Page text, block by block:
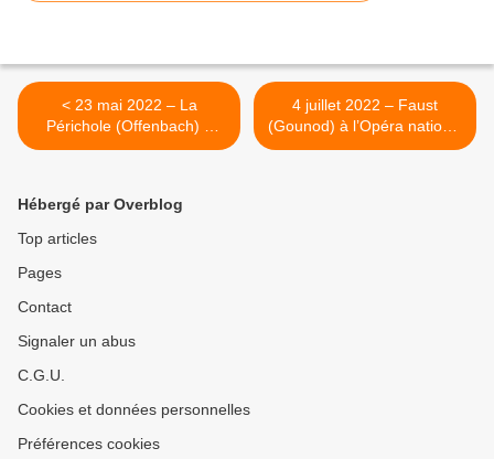
< 23 mai 2022 – La
Périchole (Offenbach) à
l’Opéra-comique
4 juillet 2022 – Faust
(Gounod) à l’Opéra national
de Paris (Bastille). >
Hébergé par Overblog
Top articles
Pages
Contact
Signaler un abus
C.G.U.
Cookies et données personnelles
Préférences cookies